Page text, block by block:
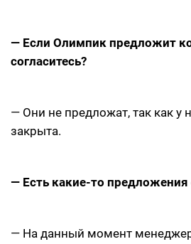
— Если Олимпик предложит
согласитесь?
— Они не предложат, так как у
закрыта.
— Есть какие-то предложения
— На данный момент